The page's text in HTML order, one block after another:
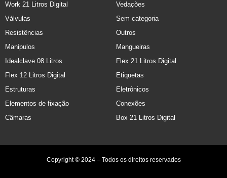
Work 21 Litros Digital
Vedações
Válvulas
Sem categoria
Resistências
Outros
Manipulos
Mangueiras
Idealclave 08 Litros
Flex 21 Litros Digital
Flex 12 Litros Digital
Etiquetas
Estruturas
Eletrônicos
Elementos de fixação
Conexões
Câmaras
Box 21 Litros Digital
Copyright © 2024 – Todos os direitos reservados